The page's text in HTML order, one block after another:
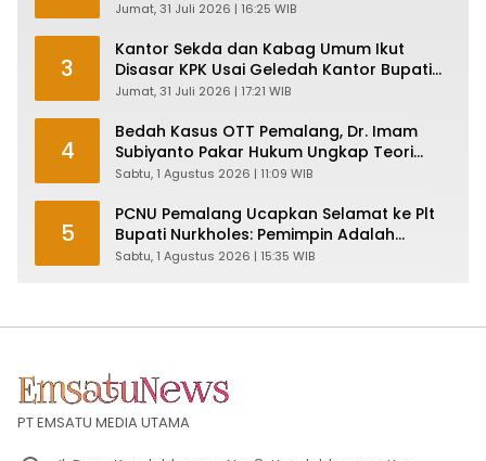
Jumat, 31 Juli 2026 | 16:25 WIB
3
Kantor Sekda dan Kabag Umum Ikut
Disasar KPK Usai Geledah Kantor Bupati
Pemalang
Jumat, 31 Juli 2026 | 17:21 WIB
4
Bedah Kasus OTT Pemalang, Dr. Imam
Subiyanto Pakar Hukum Ungkap Teori
Penyertaan KPK
Sabtu, 1 Agustus 2026 | 11:09 WIB
5
PCNU Pemalang Ucapkan Selamat ke Plt
Bupati Nurkholes: Pemimpin Adalah
Pelayan Rakyat!
Sabtu, 1 Agustus 2026 | 15:35 WIB
PT EMSATU MEDIA UTAMA